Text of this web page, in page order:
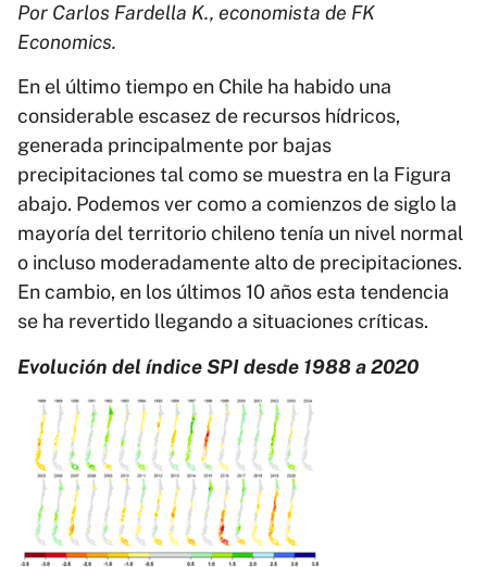
Por Carlos Fardella K., economista de FK
Economics.
En el último tiempo en Chile ha habido una
considerable escasez de recursos hídricos,
generada principalmente por bajas
precipitaciones tal como se muestra en la Figura
abajo. Podemos ver como a comienzos de siglo la
mayoría del territorio chileno tenía un nivel normal
o incluso moderadamente alto de precipitaciones.
En cambio, en los últimos 10 años esta tendencia
se ha revertido llegando a situaciones críticas.
Evolución del índice SPI desde 1988 a 2020